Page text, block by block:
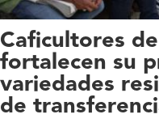
Caficultores
fortalecen su
variedades
de